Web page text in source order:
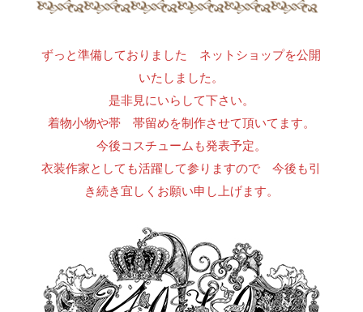
ずっと準備しておりました ネットショップを公開
いたしました。
是非見にいらして下さい。
着物小物や帯 帯留めを制作させて頂いてます。
今後コスチュームも発表予定。
衣装作家としても活躍して参りますので 今後も引
き続き宜しくお願い申し上げます。